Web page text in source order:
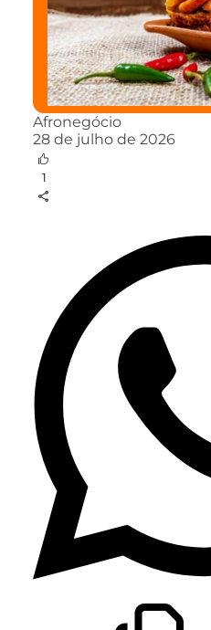
Afronegócio
28 de julho de 2026
1